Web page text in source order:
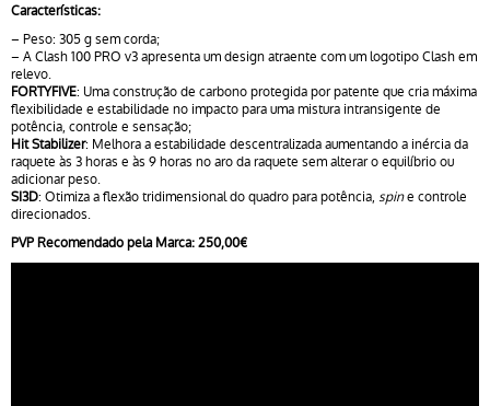
Características:
– Peso: 305 g sem corda;
– A Clash 100 PRO v3 apresenta um design atraente com um logotipo Clash em
relevo.
FORTYFIVE: Uma construção de carbono protegida por patente que cria máxima
flexibilidade e estabilidade no impacto para uma mistura intransigente de
potência, controle e sensação;
Hit Stabilizer: Melhora a estabilidade descentralizada aumentando a inércia da
raquete às 3 horas e às 9 horas no aro da raquete sem alterar o equilíbrio ou
adicionar peso.
SI3D: Otimiza a flexão tridimensional do quadro para potência, spine controle
direcionados.
PVP Recomendado pela Marca: 250,00€